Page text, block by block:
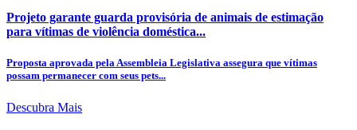
Projeto garante guarda provisória de animais de estimação
para vítimas de violência doméstica...
Proposta aprovada pela Assembleia Legislativa assegura que vítimas
possam permanecer com seus pets...
Descubra Mais